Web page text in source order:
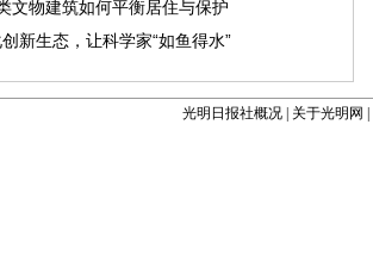
光明日报社概况 关于光明网